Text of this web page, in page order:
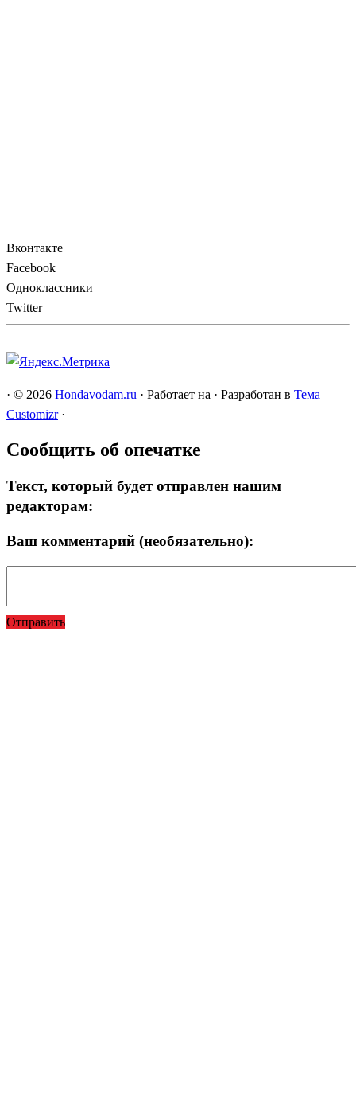
Вконтакте
Facebook
Одноклассники
Twitter
· © 2026 Hondavodam.ru · Работает на · Разработан в Тема
Customizr ·
Сообщить об опечатке
Текст, который будет отправлен нашим
редакторам:
Ваш комментарий (необязательно):
Отправить